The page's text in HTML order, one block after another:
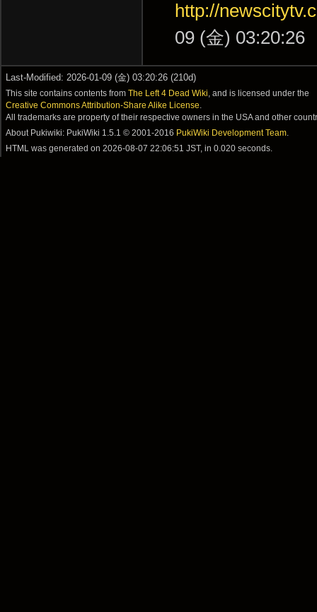
http://
09 (金) 03:20:26
Last-Modified: 2026-01-09 (金) 03:20:26 (210d)
This site contains contents from The Left 4 Dead Wiki , and is licensed under the
Creative Commons Attribution-Share Alike License
All trademarks are property of their respective owners in the USA and other
About Pukiwiki: PukiWiki 1.5.1 © 2001-2016 PukiWiki Development Team
HTML was generated on2026-08-07 22:06:51 JST, in 0.020 seconds.